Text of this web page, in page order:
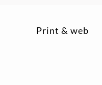
Print & web